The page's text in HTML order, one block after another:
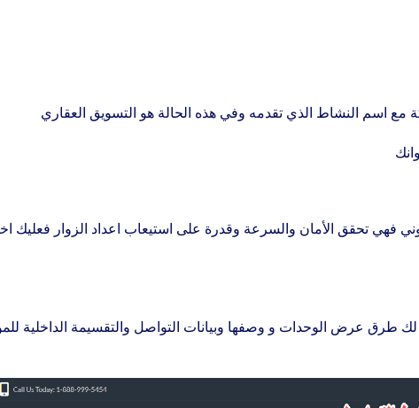
اسم النشاط الذي تقدمه وفي هذه الحالة هو التسويق العقاري
فهي تحقق الأمان والسرعة وقدرة على استيعاب اعداد الزوار فعليك
طرق عرض الوحدات و وصفها وبيانات التواصل والتقسيمة الداخلية